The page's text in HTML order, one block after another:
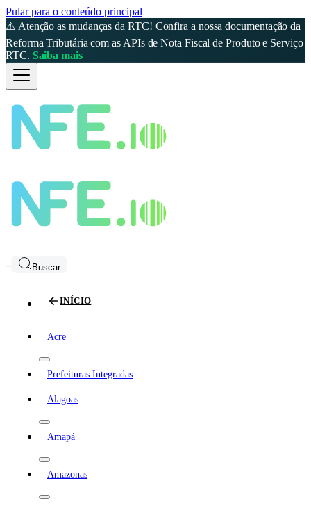
Pular para o conteúdo principal
⚠️ Atenção as mudanças da RTC! Confira a nossa documentação da
Reforma Tributária com as APIs de Nota Fiscal de Produto e Serviço
RTC. Saiba mais
Buscar
INÍCIO
Acre
Prefeituras Integradas
Alagoas
Amapá
Amazonas